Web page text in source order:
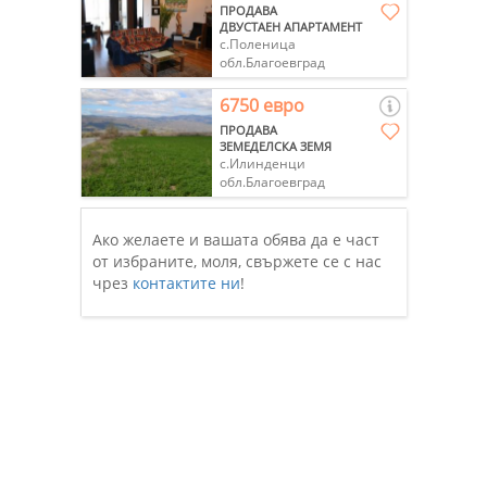
ПРОДАВА
ДВУСТАЕН АПАРТАМЕНТ
с.Поленица
обл.Благоевград
6750 евро
ПРОДАВА
ЗЕМЕДЕЛСКА ЗЕМЯ
с.Илинденци
обл.Благоевград
Ако желаете и вашата обява да е част
от избраните, моля, свържете се с нас
чрез контактите ни!